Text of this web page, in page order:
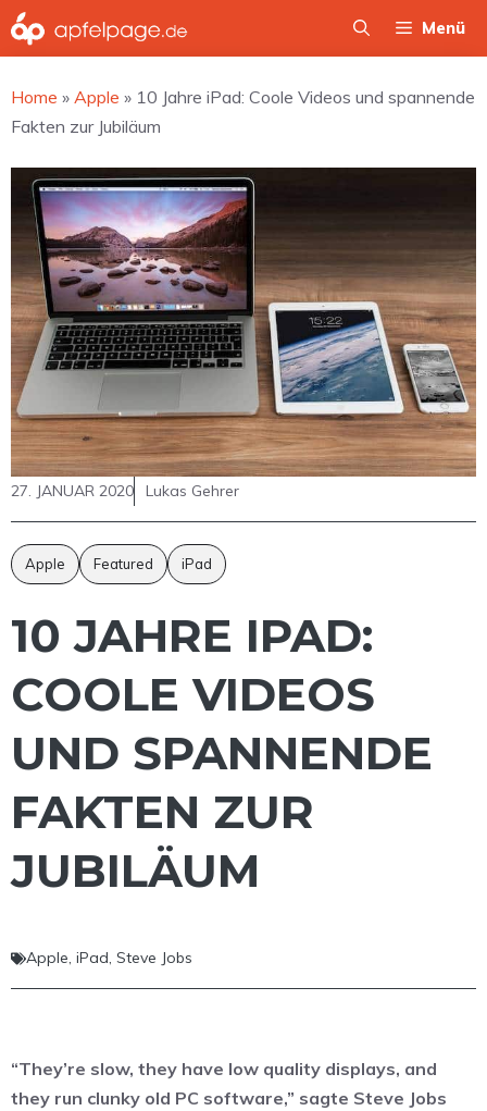
Zum
Inhalt
Menü
Home » Apple » 10 Jahre iPad: Coole Videos und spannende
Fakten zur Jubiläum
27. JANUAR 2020 Lukas Gehrer
Apple Featured iPad
10 JAHRE IPAD:
COOLE VIDEOS
UND SPANNENDE
FAKTEN ZUR
JUBILÄUM
Apple, iPad, Steve Jobs
“They’re slow, they have low quality displays, and
they run clunky old PC software,” sagte Steve Jobs